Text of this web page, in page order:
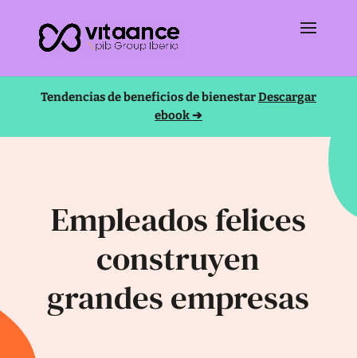
Tendencias de beneficios de bienestarDescargar
ebook ➔
Empleados felices
construyen
grandes empresas